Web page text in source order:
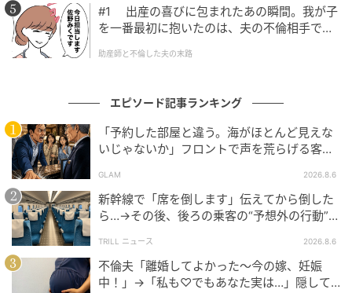
※ベビーカレンダーが独自に実施したアンケートで集
めた読者様の体験談をもとに記事化しています（回答
時期：2025年9月）
ベビーカレンダー編集部
クリエイター情報
ベビーカレンダー
です。みんなのクチコミや体験談から産婦人科検
索、おでかけ情報、離乳食レシピまで。月間利用者1
#1 出産の喜びに包まれたあの瞬間。我が子
を一番最初に抱いたのは、夫の不倫相手でし
助産師と不倫した夫の末路
エピソード記事ランキング
「予約した部屋と違う。海がほとんど見えな
いじゃないか」フロントで声を荒らげる客。
GLAM 2026.8.6
新幹線で「席を倒します」伝えてから倒した
ら…→その後、後ろの乗客の“予想外の行動”に
TRILL ニュース 2026.8.6
不倫夫「離婚してよかった〜今の嫁、妊娠
中！」→「私も♡でもあなた実は…」隠して